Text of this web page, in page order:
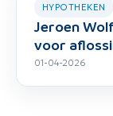
HYPOTHEKEN
Jeroen
voor
01-04-2026